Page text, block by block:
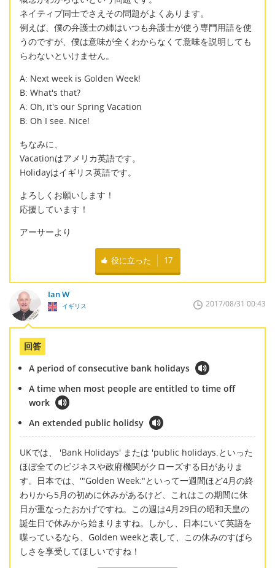
ネイティブ同士でさえその問題がよくあります。
例えば、僕の弁護士の姉はいつも弁護士が使う専門用語を使
うのですが、僕は意味が全くわからなくて意味を説明しても
らわないといけません。
A: Next week is Golden Week!
B: What's that?
A: Oh, it's our Spring Vacation
B: Oh I see. Nice!
ちなみに、
Vacationはアメリカ英語です。
Holidayはイギリス英語です。
よろしくお願いします！
応援しています！
アーサーより
役に立った 17
Ian W
イギリス 2017/08/31 00:43
回答
A period of consecutive bank holidays
A time when most people are entitled to time off
work
An extended public holidsy
UKでは、 'Bank Holidays' または 'public holidays.といった
ほぼ全てのビジネスや政府機関がクローズする日がありま
す。日本では、'"Golden Week:"といって一週間ほど4月の終
わりから5月の初めに休みがあるけど、これはこの期間に休
日が重なったおかげですね。この週は4月29日の昭和天皇の
誕生日で休みから始まりますね。しかし、日本にいて英語を
喋っているなら、Golden weekと表して、この休みのすばら
しさを享受してほしいですね！